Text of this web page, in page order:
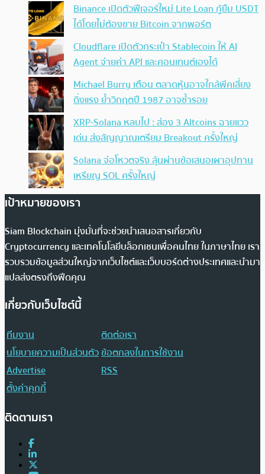
Binance เปิดตัวฟีเจอร์ใหม่ Lite Loan กู้ยืม USDT
ได้โดยไม่ต้องขาย Bitcoin จากพอร์ต
Cloudflare เปิดตัวกระเป๋า Stablecoin ให้ AI
Agent จ่ายค่า API และคอนเทนต์เองได้
Michael Burry เตือน ตลาดหุ้นอาจใกล้พีคเสี่ยง
ดิ่งแรง ย้ำวิกฤตปี 1987 อาจซ้ำรอย
XRP-Solana หลบไป : ส่อง 3 Altcoins ฉายแวว
เด่น ส่งสัญญาณเตรียม Breakout ครั้งใหญ่
Solana จ่อโหวตจริง ลุ้นผ่านข้อเสนอเผาอุปทาน
เหรียญ SOL ครั้งใหญ่
เป้าหมายของเรา
Siam Blockchain มุ่งมั่นที่จะช่วยนำเสนอสารเกี่ยวกับ
Cryptocurrency และเทคโนโลยีบล็อกเชนเพื่อคนไทย ในภาษาไทย เรา
รวบรวมข้อมูลส่วนใหญ่จากเว็บไซต์และเว็บบอร์ดต่างประเทศและนำมา
แปลส่งตรงถึงฟีดคุณ
เกี่ยวกับเว็บไซต์นี้
ทีมงาน
ติดต่อเรา
นโยบายความเป็นส่วนตัวข้อตกลงในการใช้งาน
Advertise
RSS
ตั้งค่าคุกกี้
ติดตามเรา